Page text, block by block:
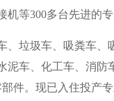
机等300多台先进的
、垃圾车、吸粪车
泥车、化工车、消
件。现已入住投产